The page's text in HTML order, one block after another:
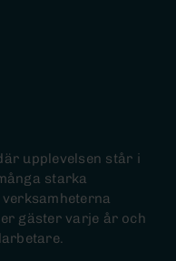
upplevelsen står i
starka
gäster varje år och